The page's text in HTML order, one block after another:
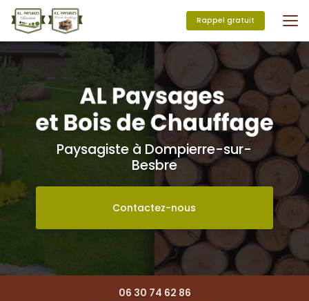
Aller
au
contenu
principal
Rappel gratuit
Paysagiste à Dompierre-sur-
Besbre
Contactez-nous
06 30 74 62 86